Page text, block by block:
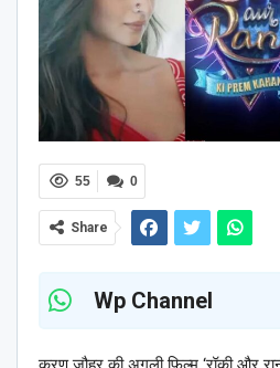
0
55
Share
Wp Channel